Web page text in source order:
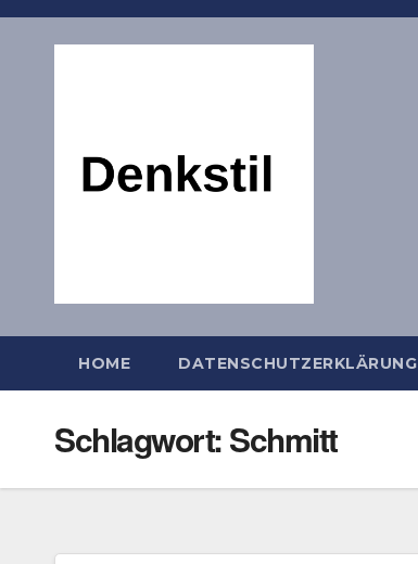
Zum
HOME DATENSCHUTZERKLÄRUNG
Schlagwort:Schmitt